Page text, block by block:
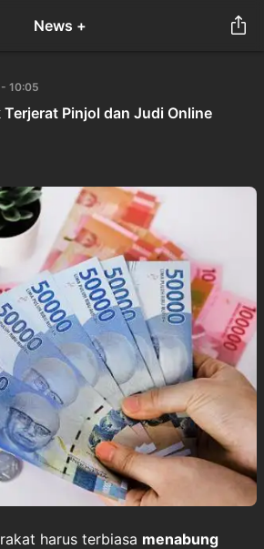
News +
10:05
Terjerat Pinjol dan Judi Online
harus terbiasa menabung